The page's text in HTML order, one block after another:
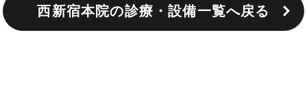
西新宿本院の診療・設備一覧へ戻る